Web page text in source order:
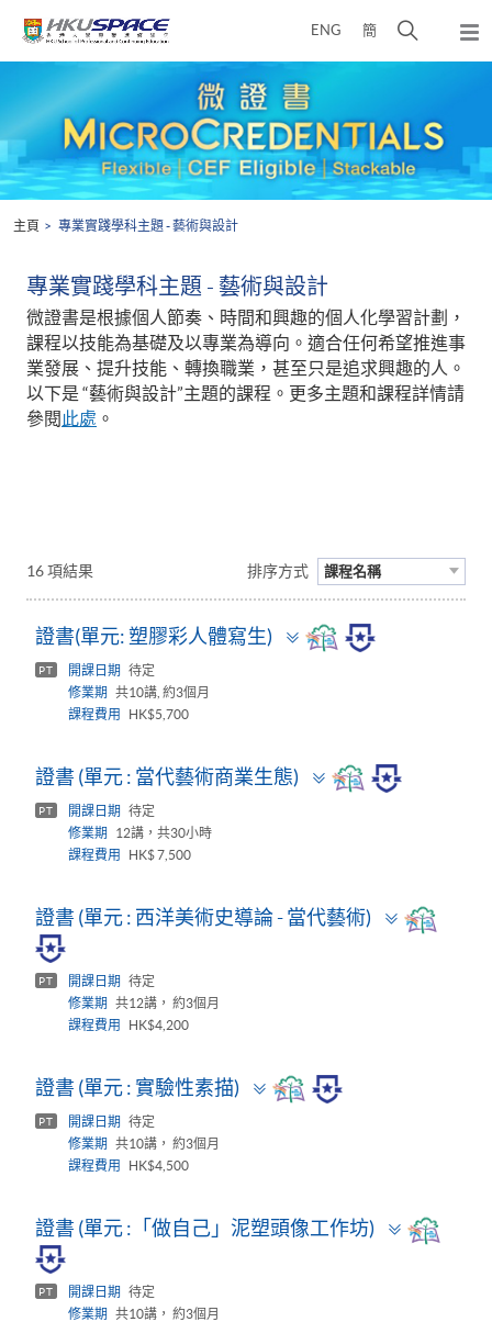
ENG 簡
開
介
面
彈
出
主頁 專業實踐學科主題 - 藝術與設計
專業實踐學科主題 - 藝術與設計
微證書是根據個人節奏、時間和興趣的個人化學習計劃，
課程以技能為基礎及以專業為導向。適合任何希望推進事
業發展、提升技能、轉換職業，甚至只是追求興趣的人。
以下是 “藝術與設計”主題的課程。更多主題和課程詳情請
參閱 此處 。
16 項結果 排序方式 課程名稱
證書(單元: 塑膠彩人體寫生)
Toggle
panel
PT 開課日期
待定
修業期
共10講, 約3個月
課程費用
HK$5,700
證書 (單元 : 當代藝術商業生態)
Toggle
panel
PT 開課日期
待定
修業期
12講，共30小時
課程費用
HK$ 7,500
證書 (單元 : 西洋美術史導論 - 當代藝術)
Toggle
panel
PT 開課日期
待定
修業期
共12講， 約3個月
課程費用
HK$4,200
證書 (單元 : 實驗性素描)
Toggle
panel
PT 開課日期
待定
修業期
共10講， 約3個月
課程費用
HK$4,500
證書 (單元 :「做自己」泥塑頭像工作坊)
Toggle
panel
PT 開課日期
待定
修業期
共10講， 約3個月